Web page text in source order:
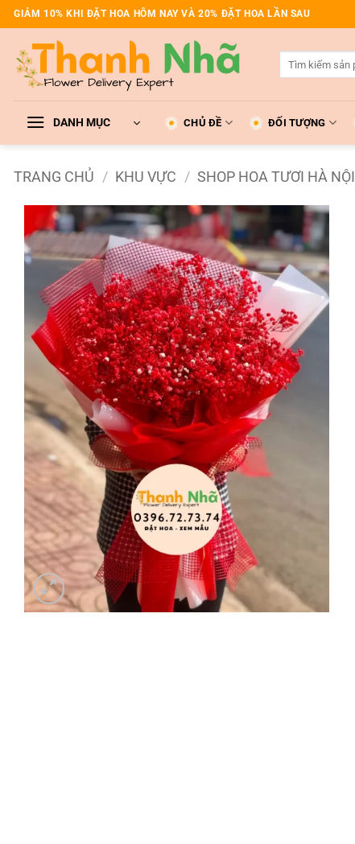
Bỏ
qua
dung
GIẢM 10% KHI ĐẶT HOA HÔM NAY VÀ 20% ĐẶT HOA LẦN SAU
DANH MỤC CHỦ ĐỀ ĐỐI TƯỢNG
TRANG CHỦ / KHU VỰC / SHOP HOA TƯƠI HÀ NỘI
Add to
wishlist